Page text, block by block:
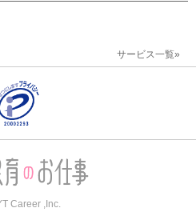
サービス一覧»
Career ,Inc.